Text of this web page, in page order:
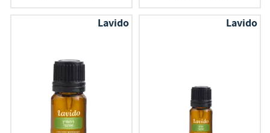
Lavido
Lavido